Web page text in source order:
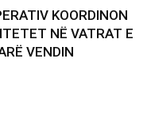
KOORDINON
NË VATRAT E
VENDIN